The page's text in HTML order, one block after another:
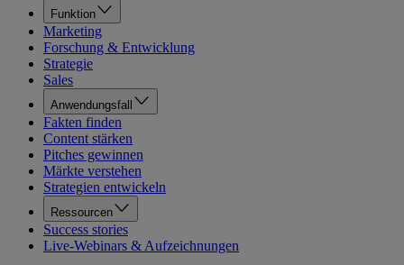
Funktion
Marketing
Forschung & Entwicklung
Strategie
Sales
Anwendungsfall
Fakten finden
Content stärken
Pitches gewinnen
Märkte verstehen
Strategien entwickeln
Ressourcen
Success stories
Live-Webinars & Aufzeichnungen